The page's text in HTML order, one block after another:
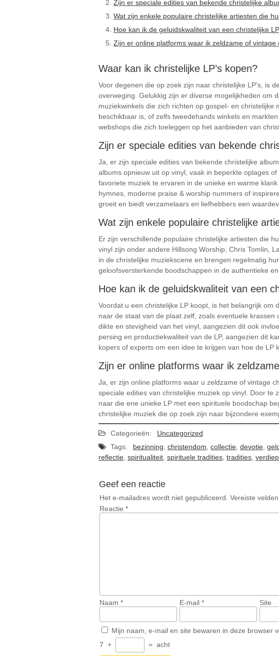
Zijn er speciale edities van bekende christelijke
Wat zijn enkele populaire christelijke artiesten die
Hoe kan ik de geluidskwaliteit van een christelijke
Zijn er online platforms waar ik zeldzame of vintage
Waar kan ik christelijke LP’s kopen?
Voor degenen die op zoek zijn naar christelijke LP’s, is
overweging. Gelukkig zijn er diverse mogelijkheden om
muziekwinkels die zich richten op gospel- en
beschikbaar is, of zelfs tweedehands winkels en
webshops die zich toeleggen op het aanbieden van
Zijn er speciale edities van bekende
Ja, er zijn speciale edities van bekende christelijke
albums opnieuw uit op vinyl, vaak in beperkte oplages
favoriete muziek te ervaren in de unieke en warme
hymnes, moderne praise & worship nummers of
groeit en biedt verzamelaars en liefhebbers een
Wat zijn enkele populaire christelijke
Er zijn verschillende populaire christelijke artiesten die
vinyl zijn onder andere Hillsong Worship, Chris Tomlin,
in de christelijke muziekscene en brengen regelmatig
geloofsversterkende boodschappen in de authentieke
Hoe kan ik de geluidskwaliteit van een
Voordat u een christelijke LP koopt, is het belangrijk
naar de staat van de plaat zelf, zoals eventuele
dikte en stevigheid van het vinyl, aangezien dit ook
persing en productiekwaliteit van de LP, aangezien dit
kopers of experts om een idee te krijgen van hoe de LP
Zijn er online platforms waar ik
Ja, er zijn online platforms waar u zeldzame of vintage
speciale edities van christelijke muziek op vinyl. Door
naar die ene unieke LP met een spirituele boodschap
christelijke muziek die op zoek zijn naar bijzondere
Categorieën:
Uncategorized
Tags:
bezinning christendom collectie devotie
reflectie spiritualiteit spirituele tradities tradities
Geef een reactie
Het e-mailadres wordt niet gepubliceerd. Vereiste
Reactie *
Naam * E-mail * Site
Mijn naam, e-mail en site bewaren in deze browser
7 + = acht